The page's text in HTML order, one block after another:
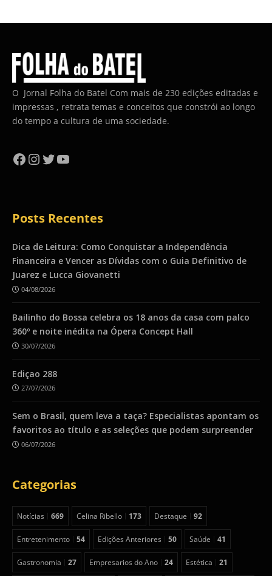
O Jornal Folha do Batel Com mais de 230 edições editadas e
impressas , retrata temas e conceitos que constrói ao longo
do tempo a cultura de uma sociedade.
Facebook
Instagram
Twitter
YouTube
Posts Recentes
Dica de Leitura: Como Conquistar a Independência
Financeira e Vencer as Dívidas com o Guia Definitivo de
Juarez e Lucca Giovanetti
04/08/2026
Bailinho do Bossa celebra os 18 anos da casa com palco
360º e noite inédita na Ópera Concept Hall
30/07/2026
Ediçao 288
27/07/2026
Sem o Brasil, quem leva a taça? Especialistas apontam os
favoritos ao título e as seleções que podem surpreender
06/07/2026
Categorias
Notícias 669 Celina Ribello 173 Destaque 92
Entretenimento 54 Edições Anteriores 50 Saúde 41
Gastronomia 27 Empresarios do Ano 24 Estética 21